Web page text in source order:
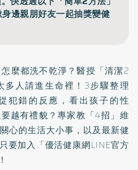
邊親朋好友一起抽獎變健
麼都洗不乾淨？醫授「清潔2
多人請進生命裡！3步驟整理
犯錯的反應，看出孩子的性
越有禮貌？專家教「4招」維
心的生活大小事，以及最新健
要加入「優活健康網LINE官方